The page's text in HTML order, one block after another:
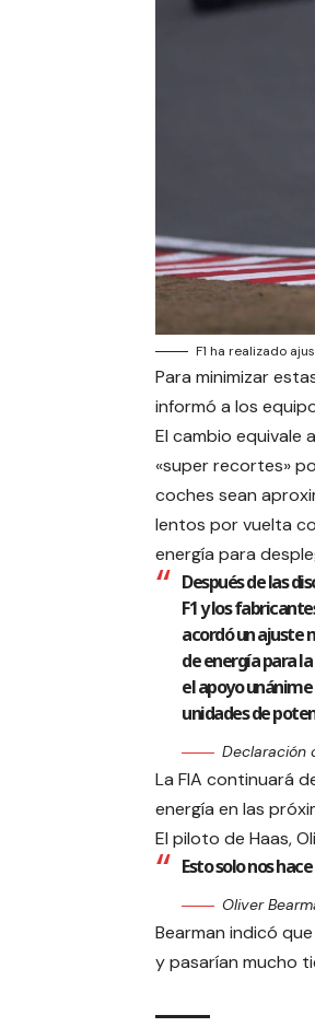
F1 ha realizado
Para minimizar
informó a los
El cambio equivale
«super recortes»
coches sean
lentos por vuelta
energía para
Después de las
F1 y los
acordó un ajuste
de energía para
el apoyo
unidades de
Declaración
La FIA continuará
energía en las
El piloto de Haas,
Esto solo nos
Oliver
Bearman indicó
y pasarían mucho